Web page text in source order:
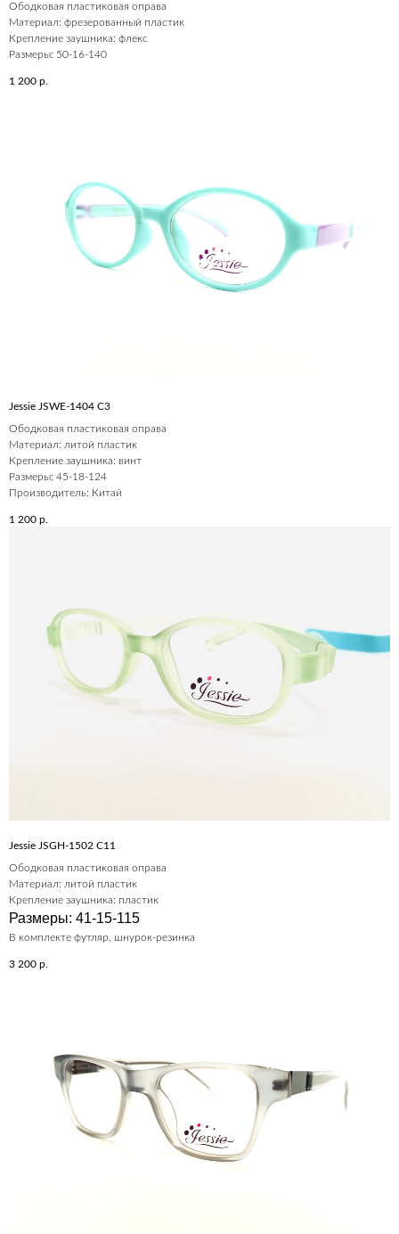
Ободковая пластиковая оправа
Материал: фрезерованный пластик
Крепление заушника: флекс
Размеры: 50-16-140
1 200 р.
Jessie JSWE-1404 С3
Ободковая пластиковая оправа
Материал: литой пластик
Крепление заушника: винт
Размеры: 45-18-124
Производитель: Китай
1 200 р.
Jessie JSGH-1502 C11
Ободковая пластиковая оправа
Материал: литой пластик
Крепление заушника: пластик
Размеры: 41-15-115
В комплекте футляр, шнурок-резинка
3 200 р.